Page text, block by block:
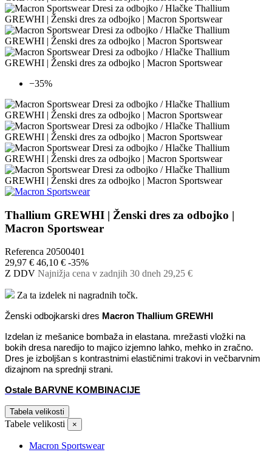
−35%
Thallium GREWHI | Ženski dres za odbojko |
Macron Sportswear
Referenca 20500401
29,97 € 46,10 € -35%
Z DDV Najnižja cena v zadnjih 30 dneh 29,25 €
Za ta izdelek ni nagradnih točk.
Ženski odbojkarski dres Macron Thallium GREWHI
Izdelan iz mešanice bombaža in elastana. mrežasti vložki na
bokih dresa naredijo to majico izjemno lahko, mehko in zračno.
Dres je izboljšan s kontrastnimi elastičnimi trakovi in ​​večbarvnim
dizajnom na sprednji strani.
Ostale BARVNE KOMBINACIJE
Tabela velikosti
Tabele velikosti ×
Macron Sportswear